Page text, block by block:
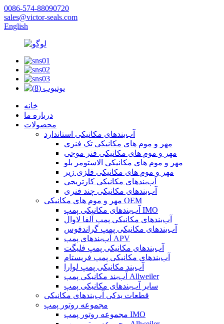
0086-574-88090720
sales@victor-seals.com
English
خانه
درباره ما
محصولات
آب‌بندهای مکانیکی استاندارد
مهر و موم های مکانیکی تک فنری
مهر و موم های مکانیکی فنر موجی
مهر و موم های مکانیکی الاستومر بلو
مهر و موم های مکانیکی فلزی زیر
آب‌بندهای مکانیکی کارتریجی
آب‌بندهای مکانیکی چند فنری
مهر و موم های مکانیکی OEM
آب‌بندهای مکانیکی پمپ IMO
آب‌بندهای مکانیکی پمپ آلفا لاوال
آب‌بندهای مکانیکی پمپ گراندفوس
آب‌بندهای پمپ APV
آب‌بندهای مکانیکی پمپ فلیگت
آب‌بندهای مکانیکی پمپ فریستام
آب‌بند مکانیکی پمپ لوارا
آب‌بند مکانیکی پمپ Allweiler
سایر آب‌بندهای مکانیکی پمپ
قطعات یدکی آب‌بندهای مکانیکی
مجموعه روتور پمپ
مجموعه روتور پمپ IMO